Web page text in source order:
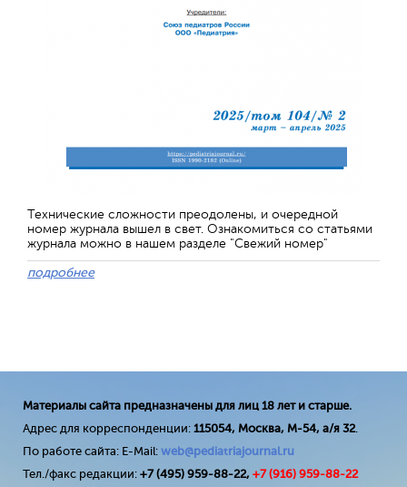
Технические сложности преодолены, и очередной
номер журнала вышел в свет. Ознакомиться со статьями
журнала можно в нашем разделе "Свежий номер"
подробнее
Материалы сайта предназначены для лиц 18 лет и старше.
Адрес для корреспонденции: 115054, Москва, М-54, а/я 32.
По работе сайта: E-Mail: web@pediatriajournal.ru
Тел./факс редакции: +7 (495) 959-88-22, +7 (916) 959-88-22